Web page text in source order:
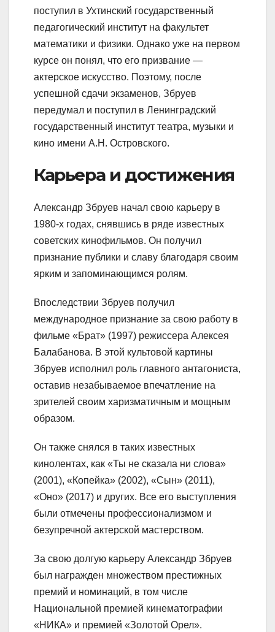
поступил в Ухтинский государственный
педагогический институт на факультет
математики и физики. Однако уже на первом
курсе он понял, что его призвание —
актерское искусство. Поэтому, после
успешной сдачи экзаменов, Збруев
передумал и поступил в Ленинградский
государственный институт театра, музыки и
кино имени А.Н. Островского.
Карьера и достижения
Александр Збруев начал свою карьеру в
1980-х годах, снявшись в ряде известных
советских кинофильмов. Он получил
признание публики и славу благодаря своим
ярким и запоминающимся ролям.
Впоследствии Збруев получил
международное признание за свою работу в
фильме «Брат» (1997) режиссера Алексея
Балабанова. В этой культовой картины
Збруев исполнил роль главного антагониста,
оставив незабываемое впечатление на
зрителей своим харизматичным и мощным
образом.
Он также снялся в таких известных
кинолентах, как «Ты не сказала ни слова»
(2001), «Копейка» (2002), «Сын» (2011),
«Оно» (2017) и других. Все его выступления
были отмечены профессионализмом и
безупречной актерской мастерством.
За свою долгую карьеру Александр Збруев
был награжден множеством престижных
премий и номинаций, в том числе
Национальной премией кинематографии
«НИКА» и премией «Золотой Орел».